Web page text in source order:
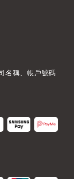
名稱、帳戶號碼